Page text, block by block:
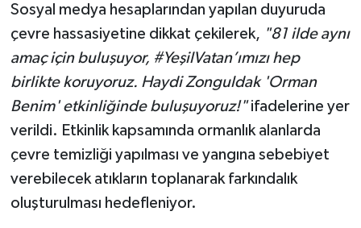
Sosyal medya hesaplarından yapılan duyuruda
çevre hassasiyetine dikkat çekilerek, "81 ilde aynı
amaç için buluşuyor, #YeşilVatan’ımızı hep
birlikte koruyoruz. Haydi Zonguldak 'Orman
Benim' etkinliğinde buluşuyoruz!"ifadelerine yer
verildi. Etkinlik kapsamında ormanlık alanlarda
çevre temizliği yapılması ve yangına sebebiyet
verebilecek atıkların toplanarak farkındalık
oluşturulması hedefleniyor.
Resmi İlan
Röportaj
SİYASET
Spor